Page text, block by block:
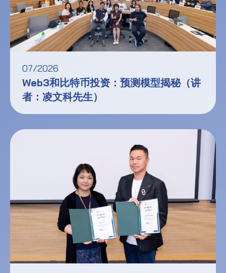
07/2026
Web3和比特币投资：预测模型揭秘（讲
者：凌文科先生）